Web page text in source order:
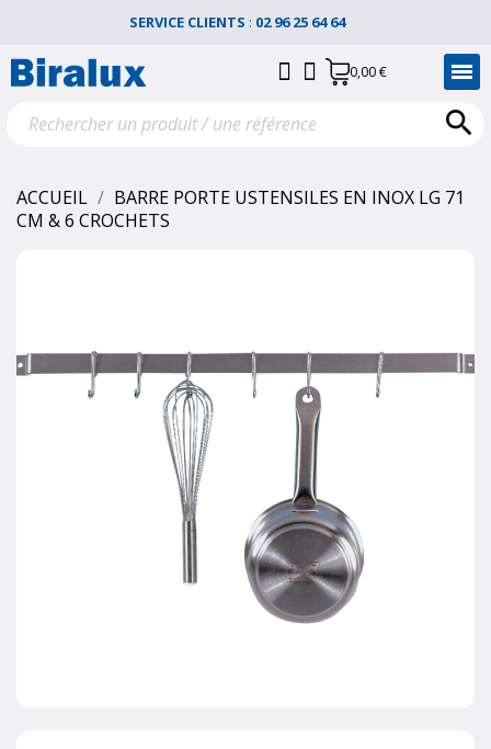
SERVICE CLIENTS : 02 96 25 64 64
0,00 €

ACCUEIL
BARRE PORTE USTENSILES EN INOX LG 71
CM & 6 CROCHETS